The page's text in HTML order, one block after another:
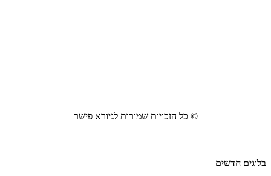
© כל הזכויות שמורות לגיורא פישר
בלוגים חדשים